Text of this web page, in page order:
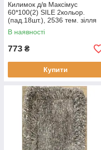
Килимок д/в Максімус
60*100(2) SILE 2кольор.
(пад.18шт.), 2536 тем. зілля
В наявності
773 ₴
Купити